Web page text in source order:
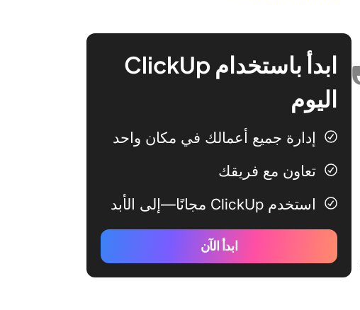
ابدأ باستخدام ClickUp
اليوم
إدارة جميع أعمالك في مكان واحد
تعاون مع فريقك
استخدم ClickUp مجانًا—إلى الأبد
ابدأ الآن